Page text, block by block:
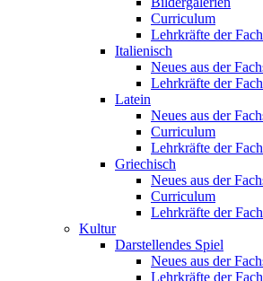
Curriculum
Lehrkräfte der
Italienisch
Neues aus der
Lehrkräfte der
Latein
Neues aus der
Curriculum
Lehrkräfte der
Griechisch
Neues aus der
Curriculum
Lehrkräfte der
Kultur
Darstellendes Spiel
Neues aus der
Lehrkräfte der